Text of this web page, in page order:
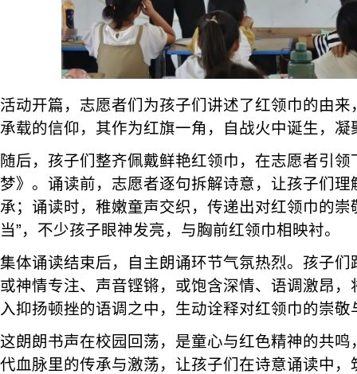
活动开篇，志愿者们为孩子们讲述了红领巾的由
承载的信仰，其作为红旗一角，自战火中诞生，
随后，孩子们整齐佩戴鲜艳红领巾，在志愿者引
梦》。诵读前，志愿者逐句拆解诗意，让孩子们
承；诵读时，稚嫩童声交织，传递出对红领巾的崇
当”，不少孩子眼神发亮，与胸前红领巾相映衬。
集体诵读结束后，自主朗诵环节气氛热烈。孩子
或神情专注、声音铿锵，或饱含深情、语调激昂
入抑扬顿挫的语调之中，生动诠释对红领巾的崇敬
这朗朗书声在校园回荡，是童心与红色精神的共
代血脉里的传承与激荡，让孩子们在诗意诵读中